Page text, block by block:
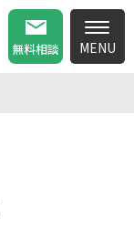
無料相談